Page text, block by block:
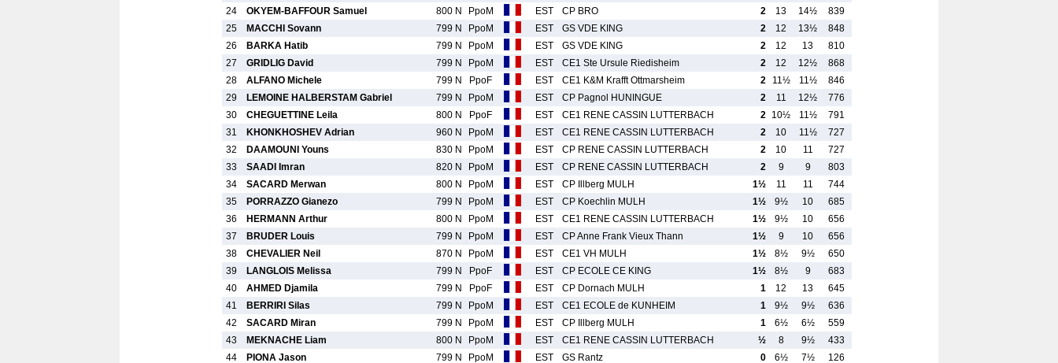
24
OKYEM-BAFFOUR Samuel 800 N PpoM EST CP BRO 2 13 14½
839
25
MACCHI Sovann 799 N PpoM EST GS VDE KING 2 12 13½
848
26
BARKA Hatib 799 N PpoM EST GS VDE KING 2 12 13
810
27
GRIDLIG David 799 N PpoM EST CE1 Ste Ursule Riedisheim 2 12 12½
868
28
ALFANO Michele 799 N PpoF EST CE1 K&M Krafft Ottmarsheim 2 11½ 11½
846
29
LEMOINE HALBERSTAM Gabriel 799 N PpoM EST CP Pagnol HUNINGUE 2 11 12½
776
30
CHEGUETTINE Leila 800 N PpoF EST CE1 RENE CASSIN LUTTERBACH 2 10½ 11½
791
31
KHONKHOSHEV Adrian 960 N PpoM EST CE1 RENE CASSIN LUTTERBACH 2 10 11½
727
32
DAAMOUNI Youns 830 N PpoM EST CP RENE CASSIN LUTTERBACH 2 10 11
727
33
SAADI Imran 820 N PpoM EST CP RENE CASSIN LUTTERBACH 2 9 9
803
34
SACARD Merwan 800 N PpoM EST CP Illberg MULH 1½ 11 11
744
35
PORRAZZO Gianezo 799 N PpoM EST CP Koechlin MULH 1½ 9½ 10
685
36
HERMANN Arthur 800 N PpoM EST CE1 RENE CASSIN LUTTERBACH 1½ 9½ 10
656
37
BRUDER Louis 799 N PpoM EST CP Anne Frank Vieux Thann 1½ 9 10
656
38
CHEVALIER Neil 870 N PpoM EST CE1 VH MULH 1½ 8½ 9½
650
39
LANGLOIS Melissa 799 N PpoF EST CP ECOLE CE KING 1½ 8½ 9
683
40
AHMED Djamila 799 N PpoF EST CP Dornach MULH 1 12 13
645
41
BERRIRI Silas 799 N PpoM EST CE1 ECOLE de KUNHEIM 1 9½ 9½
636
42
SACARD Miran 799 N PpoM EST CP Illberg MULH 1 6½ 6½
559
43
MEKNACHE Liam 800 N PpoM EST CE1 RENE CASSIN LUTTERBACH ½ 8 9½
433
44
PIONA Jason 799 N PpoM EST GS Rantz 0 6½ 7½ 126